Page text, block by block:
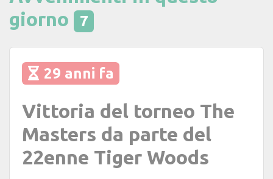
giorno
7
29 anni fa
Vittoria del torneo The
Masters da parte del
22enne Tiger Woods